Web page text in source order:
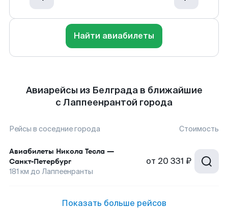
Найти авиабилеты
Авиарейсы из Белграда в ближайшие
с Лаппеенрантой города
Рейсы в соседние города Стоимость
Авиабилеты Никола Тесла —
Санкт-Петербург
181 км до Лаппеенранты
от 20 331 ₽
Показать больше рейсов